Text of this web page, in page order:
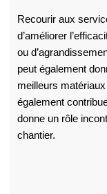
Recourir aux
d’améliorer
ou
peut également
meilleurs
également
donne un rôle
chantier.